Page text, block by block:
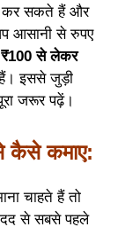
सकते हैं और
आसानी से रुपए
₹100 से लेकर
इससे जुड़ी
जरूर पढ़ें।
कैसे कमाए:
चाहते हैं तो
से सबसे पहले